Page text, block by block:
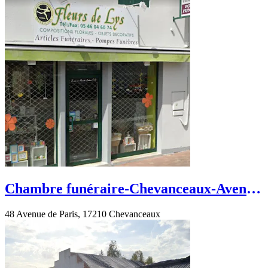
Chambre funéraire-Chevanceaux-Avenue
48 Avenue de Paris, 17210 Chevanceaux